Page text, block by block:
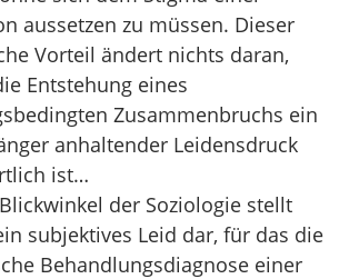
aussetzen zu müssen. Dieser
Vorteil ändert nichts daran,
Entstehung eines
Zusammenbruchs ein
anhaltender Leidensdruck
ist…
der Soziologie stellt
subjektives Leid dar, für das die
Behandlungsdiagnose einer